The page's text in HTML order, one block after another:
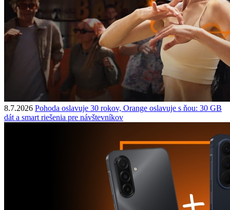
8.7.2026 Pohoda oslavuje 30 rokov, Orange oslavuje s ňou: 30 GB
dát a smart riešenia pre návštevníkov